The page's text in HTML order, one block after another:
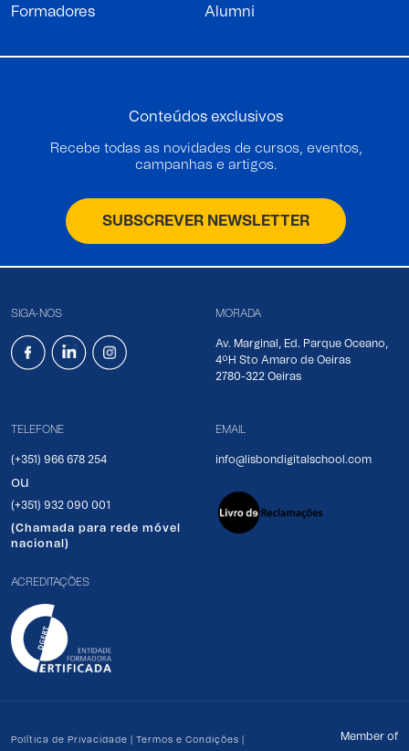
Formadores Alumni
Conteúdos exclusivos
Recebe todas as novidades de cursos, eventos,
campanhas e artigos.
SUBSCREVER NEWSLETTER
SIGA-NOS MORADA
Av. Marginal, Ed. Parque Oceano,
4ºH Sto Amaro de Oeiras
2780-322 Oeiras
TELEFONE
(+351) 966 678 254
ou
(+351) 932 090 001
(Chamada para rede móvel
nacional)
EMAIL
info@lisbondigitalschool.com
ACREDITAÇÕES
Política de Privacidade Termos e Condições Member of